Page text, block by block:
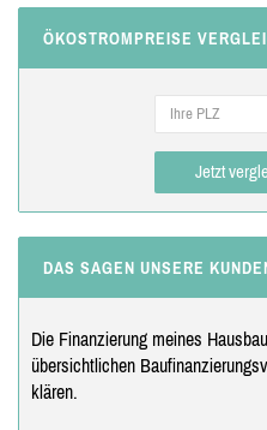
ÖKOSTROMPREISE
Jetzt
DAS SAGEN UNSERE
Die Finanzierung meines
übersichtlichen
klären.